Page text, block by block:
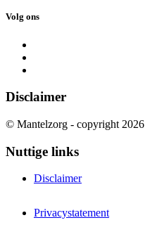
Volg ons
Disclaimer
© Mantelzorg - copyright 2026
Nuttige links
Disclaimer
Privacystatement